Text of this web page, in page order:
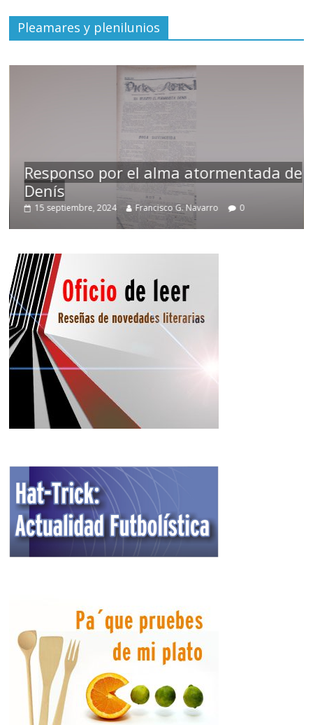
Pleamares y plenilunios
Responso por el alma atormentada de
Denís
15 septiembre, 2024 Francisco G. Navarro 0